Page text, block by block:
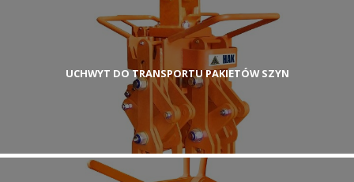
UCHWYT DO TRANSPORTU PAKIETÓW SZYN